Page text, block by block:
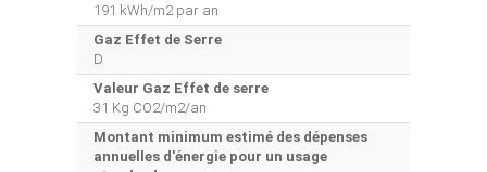
191 kWh/m2 par an
Gaz Effet de Serre
D
Valeur Gaz Effet de serre
31 Kg CO2/m2/an
Montant minimum estimé des dépenses
annuelles d'énergie pour un usage